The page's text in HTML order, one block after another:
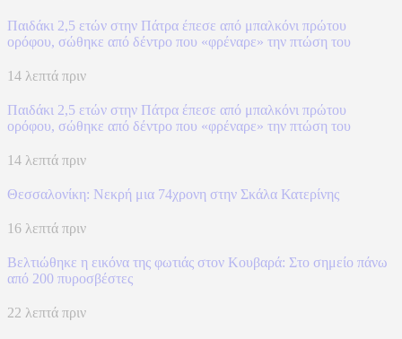
Παιδάκι 2,5 ετών στην Πάτρα έπεσε από μπαλκόνι πρώτου
ορόφου, σώθηκε από δέντρο που «φρέναρε» την πτώση του
14 λεπτά πριν
Παιδάκι 2,5 ετών στην Πάτρα έπεσε από μπαλκόνι πρώτου
ορόφου, σώθηκε από δέντρο που «φρέναρε» την πτώση του
14 λεπτά πριν
Θεσσαλονίκη: Νεκρή μια 74χρονη στην Σκάλα Κατερίνης
16 λεπτά πριν
Βελτιώθηκε η εικόνα της φωτιάς στον Κουβαρά: Στο σημείο πάνω
από 200 πυροσβέστες
22 λεπτά πριν